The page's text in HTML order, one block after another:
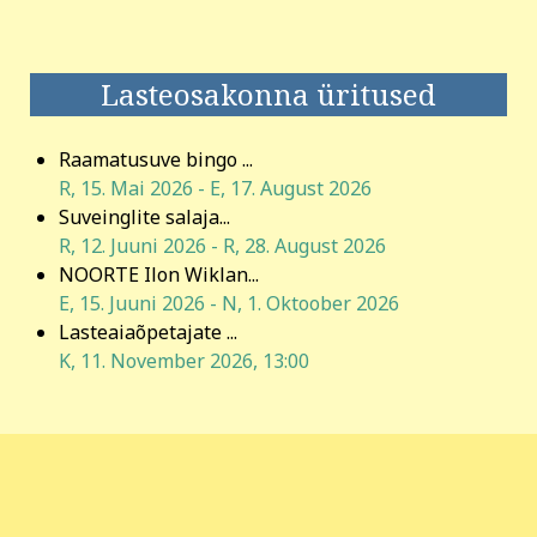
Lasteosakonna üritused
Raamatusuve bingo ...
R, 15. Mai 2026 - E, 17. August 2026
Suveinglite salaja...
R, 12. Juuni 2026 - R, 28. August 2026
NOORTE Ilon Wiklan...
E, 15. Juuni 2026 - N, 1. Oktoober 2026
Lasteaiaõpetajate ...
K, 11. November 2026, 13:00